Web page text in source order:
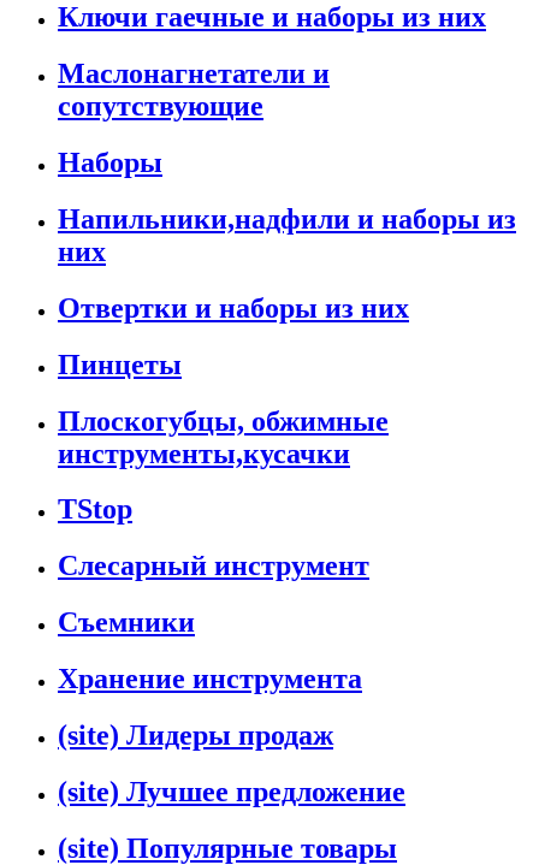
Ключи гаечные и наборы из них
Маслонагнетатели и
сопутствующие
Наборы
Напильники,надфили и наборы из
них
Отвертки и наборы из них
Пинцеты
Плоскогубцы, обжимные
инструменты,кусачки
TStop
Слесарный инструмент
Съемники
Хранение инструмента
(site) Лидеры продаж
(site) Лучшее предложение
(site) Популярные товары